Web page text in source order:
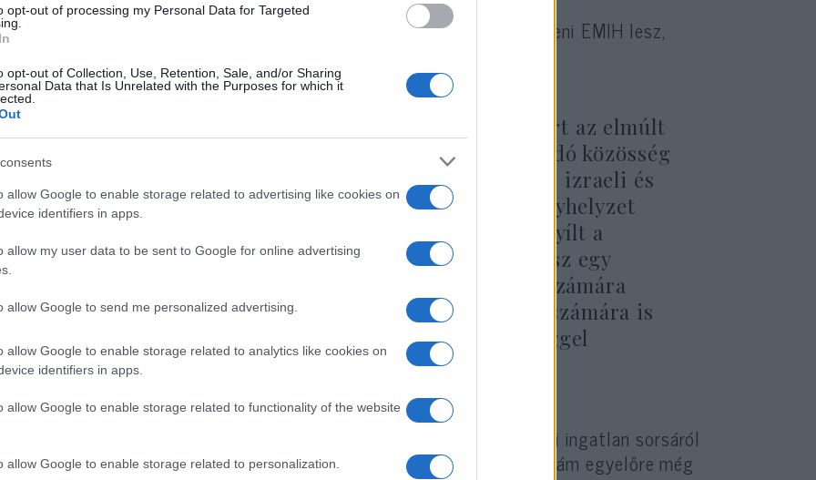
opt-out of processing my Personal Data for Targeted
opt-out of Collection, Use, Retention, Sale, and/or Sharing
Data that Is Unrelated with the Purposes for which it
allow Google to enable storage related to advertising like cookies on
identifiers in apps.
allow my user data to be sent to Google for online advertising
allow Google to send me personalized advertising.
allow Google to enable storage related to analytics like cookies on
identifiers in apps.
allow Google to enable storage related to functionality of the website
allow Google to enable storage related to personalization.
rabbi továbbá arra is kitért, a Zsidó Ház üzemeltetője a debreceni EMIH lesz,
Nagyon fontosnak tartom az intézmény létrehozását, mert az elmúlt
években a főváros után a debreceni lett a legnagyobb zsidó közösség
Magyarországon, valamint Debrecen a hazánkba látogató izraeli és
turisták második legkedveltebb célpontja. A járványhelyzet
előtt legalábbis ez így volt, különösen azután, hogy megnyílt a
Nemzetközi Repülőtér. Az, hogy a városban lesz egy
mindenki által elfogadott kóser étterem, az ide érkezők számára
fontos. De úgy gondolom, a debreceniek számára is
előnyös lesz, hogy egy ilyen gasztronómiai különlegességgel
a helyi éttermi választék
Köves Slomó, aki az EMIH tulajdonában álló Erzsébet utcai ingatlan sorsáról
ejtett. A tervek szerint bölcsődét, illetve óvodát nyitnának majd, ám egyelőre még